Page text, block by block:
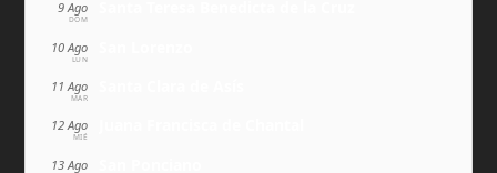
9 Ago
DOM
10 Ago
LUN
11 Ago
MAR
12 Ago
MIÉ
13 Ago